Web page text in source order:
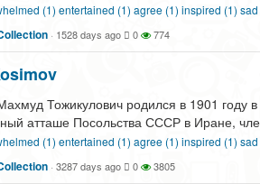
(1) entertained (1) agree (1) inspired (1)
· 1528 days ago 0 774
Тожикулович родился в 1901 году в
атташе Посольства СССР в Иране,
(1) entertained (1) agree (1) inspired (1)
· 3287 days ago 0 3805